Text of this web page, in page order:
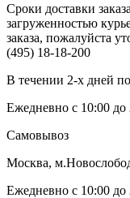
Сроки доставки
загруженностью
заказа, пожалуйста
(495) 18-18-200
В течении 2-х дней
Ежедневно с 10:00 до
Самовывоз
Москва,
Ежедневно с 10:00 до